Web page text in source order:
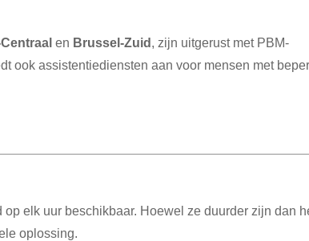
en Brussel-Zuid , zijn uitgerust met PBM-
ook assistentiediensten aan voor mensen met
op elk uur beschikbaar. Hoewel ze duurder zijn dan
oplossing.